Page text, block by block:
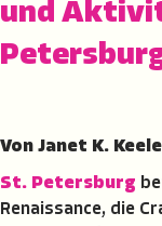
und
Von Janet K.
St. Petersburg
Renaissance, die